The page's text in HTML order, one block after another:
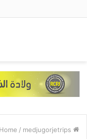
/ medjugorjetrips